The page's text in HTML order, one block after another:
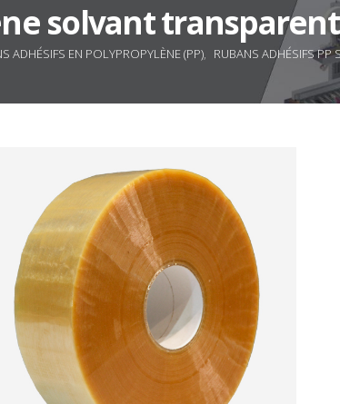
solvant transparent
ADHÉSIFS EN POLYPROPYLÈNE (PP), RUBANS ADHÉSIFS PP